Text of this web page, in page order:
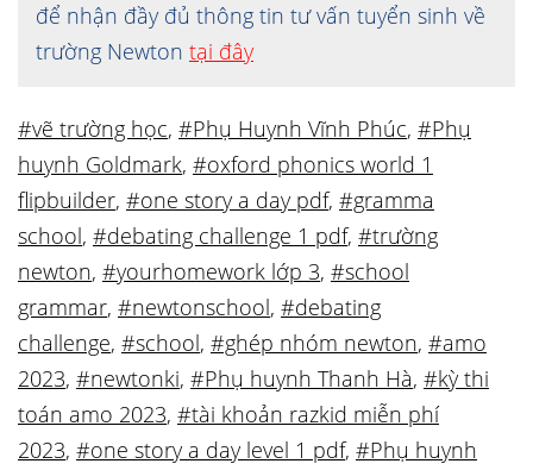
để nhận đầy đủ thông tin tư vấn tuyển sinh về
trường Newton tại đây
#vẽ trường học, #Phụ Huynh Vĩnh Phúc, #Phụ
huynh Goldmark, #oxford phonics world 1
flipbuilder, #one story a day pdf, #gramma
school, #debating challenge 1 pdf, #trường
newton, #yourhomework lớp 3, #school
grammar, #newtonschool, #debating
challenge, #school, #ghép nhóm newton, #amo
2023, #newtonki, #Phụ huynh Thanh Hà, #kỳ thi
toán amo 2023, #tài khoản razkid miễn phí
2023, #one story a day level 1 pdf, #Phụ huynh